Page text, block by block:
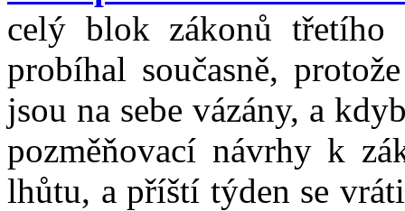
celý blok zákonů třetího
probíhal současně,
jsou na sebe vázány, a
pozměňovací návrhy k
lhůtu, a příští týden se